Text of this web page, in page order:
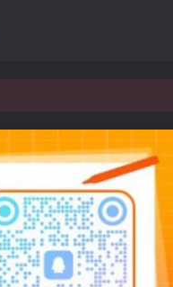
、自媒体短视频教程等，长